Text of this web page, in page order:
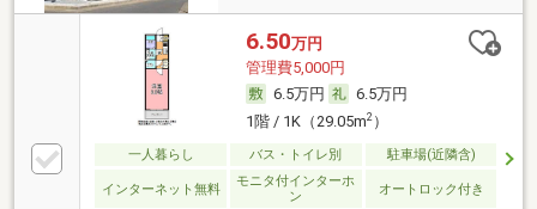
6.50万円
管理費5,000円
6.5万円
6.5万円
1階 / 1K（29.05m2）
一人暮らし バス・トイレ別 駐車場(近隣含)
インターネット無料
モニタ付インターホ
ン
オートロック付き